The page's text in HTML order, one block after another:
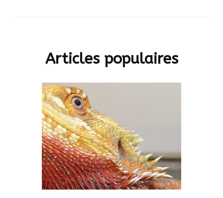
Articles populaires